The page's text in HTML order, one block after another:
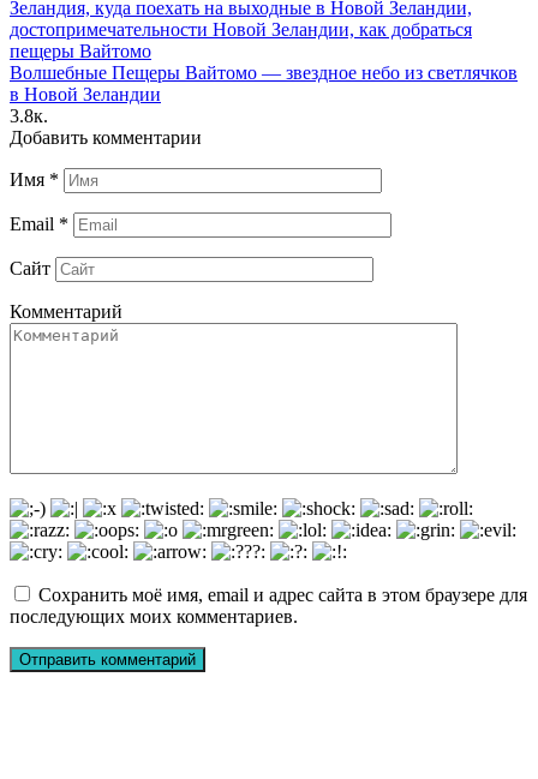
Волшебные Пещеры Вайтомо — звездное небо из светлячков
в Новой Зеландии
3.8к.
Добавить комментарии
Имя *
Email *
Сайт
Комментарий
Сохранить моё имя, email и адрес сайта в этом браузере для
последующих моих комментариев.